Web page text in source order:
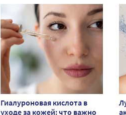
Гиалуроновая кислота в
уходе за кожей: что важно